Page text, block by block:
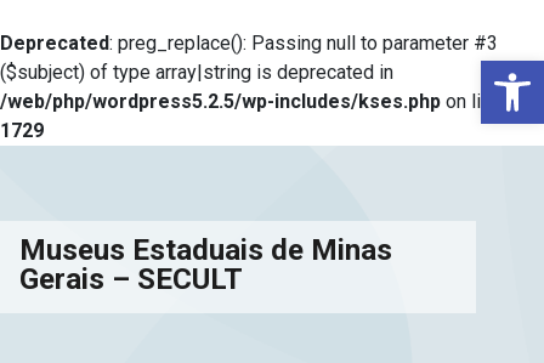
Deprecated: preg_replace(): Passing null to parameter #3
($subject) of type array|string is deprecated in
/web/php/wordpress5.2.5/wp-includes/kses.php on line
1729
Museus Estaduais de Minas
Gerais – SECULT